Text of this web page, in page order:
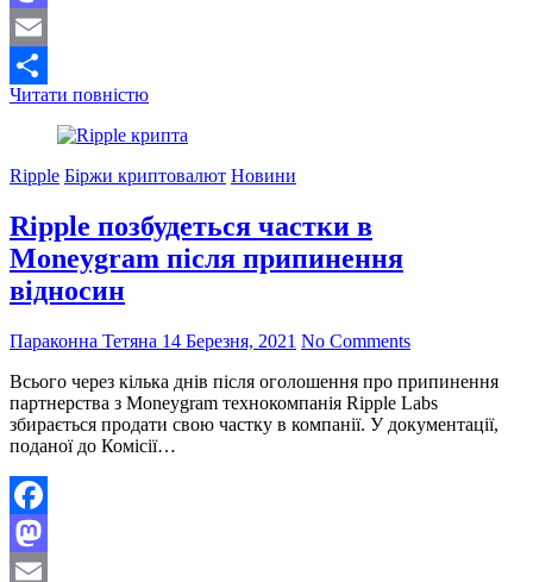
Mastodon
Email
Поділитися
Читати повністюПонад
2,3
ліквідовано
останню
добу
на
біткоіну
Ripple Біржи криптовалют Новини
Ripple позбудеться частки в
Moneygram після припинення
відносин
Параконна Тетяна 14 Березня, 2021 No Comments
Всього через кілька днів після оголошення про припинення
партнерства з Moneygram технокомпанія Ripple Labs
збирається продати свою частку в компанії. У документації,
поданої до Комісії…
Facebook
Mastodon